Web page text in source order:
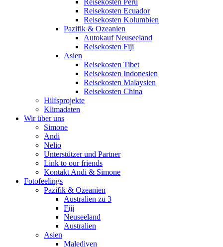
Reisekosten Peru
Reisekosten Ecuador
Reisekosten Kolumbien
Pazifik & Ozeanien
Autokauf Neuseeland
Reisekosten Fiji
Asien
Reisekosten Tibet
Reisekosten Indonesien
Reisekosten Malaysien
Reisekosten China
Hilfsprojekte
Klimadaten
Wir über uns
Simone
Andi
Nelio
Unterstützer und Partner
Link to our friends
Kontakt Andi & Simone
Fotofeelings
Pazifik & Ozeanien
Australien zu 3
Fiji
Neuseeland
Australien
Asien
Malediven